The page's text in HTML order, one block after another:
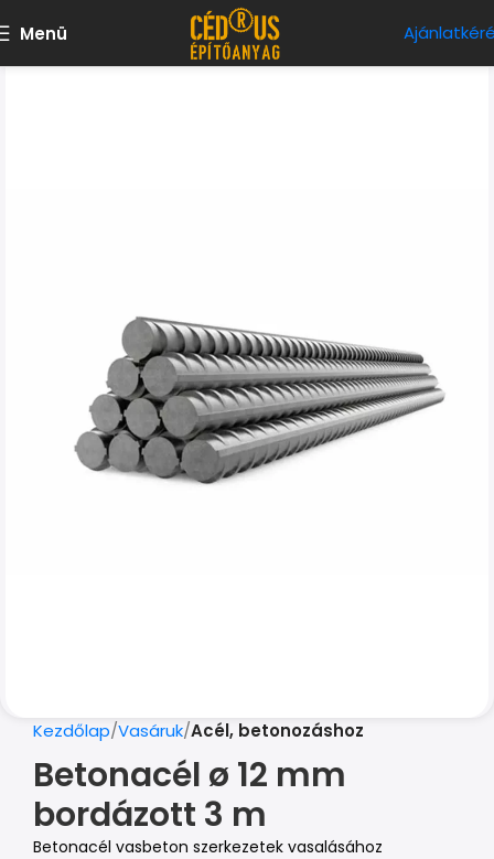
Menü
Kezdőlap Vasáruk Acél, betonozáshoz
Betonacél ø 12 mm
bordázott 3 m
Betonacél vasbeton szerkezetek vasalásához